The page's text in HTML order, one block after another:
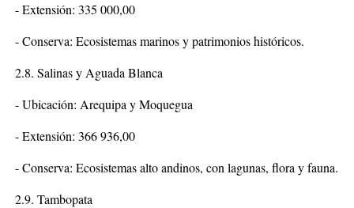
- Extensión: 335 000,00
- Conserva: Ecosistemas marinos y patrimonios históricos.
2.8. Salinas y Aguada Blanca
- Ubicación: Arequipa y Moquegua
- Extensión: 366 936,00
- Conserva: Ecosistemas alto andinos, con lagunas, flora y fauna.
2.9. Tambopata